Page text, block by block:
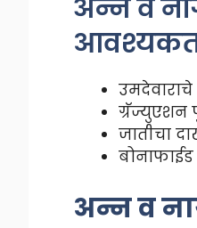
अन्न व
ग्रॅज्युएशन
जातीचा
अन्न व